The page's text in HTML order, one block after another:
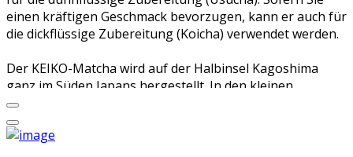
Noch entscheidender als bei normalem grünen
(Blatt-)Tee ist es, dass Matcha möglichst frisch
verbraucht wird. Üblicherweise wird Matcha nach dem
oder Eisschrank aufbewahrt, damit die Frische für einige
Wochen erhalten bleibt.
Matcha wird vorwiegend in Japan produziert. Berühmte
Anbaugebiete sind Nishio und Uji bei Kyoto. Um rund 30
einen kräftigen Geschmack bevorzugen, kann er auch für
die dickflüssige Zubereitung (Koicha) verwendet werden.
Der KEIKO-Matcha wird auf der Halbinsel Kagoshima
ganz im Süden Japans hergestellt. In den kleinen
Teegärten wachsen die Teesträucher auf vulkanischem
Boden bei optimalen klimatischen Bedingungen heran.